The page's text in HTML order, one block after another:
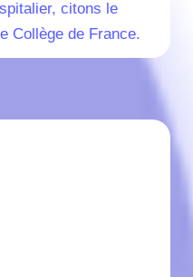
citons le
Collège de France.